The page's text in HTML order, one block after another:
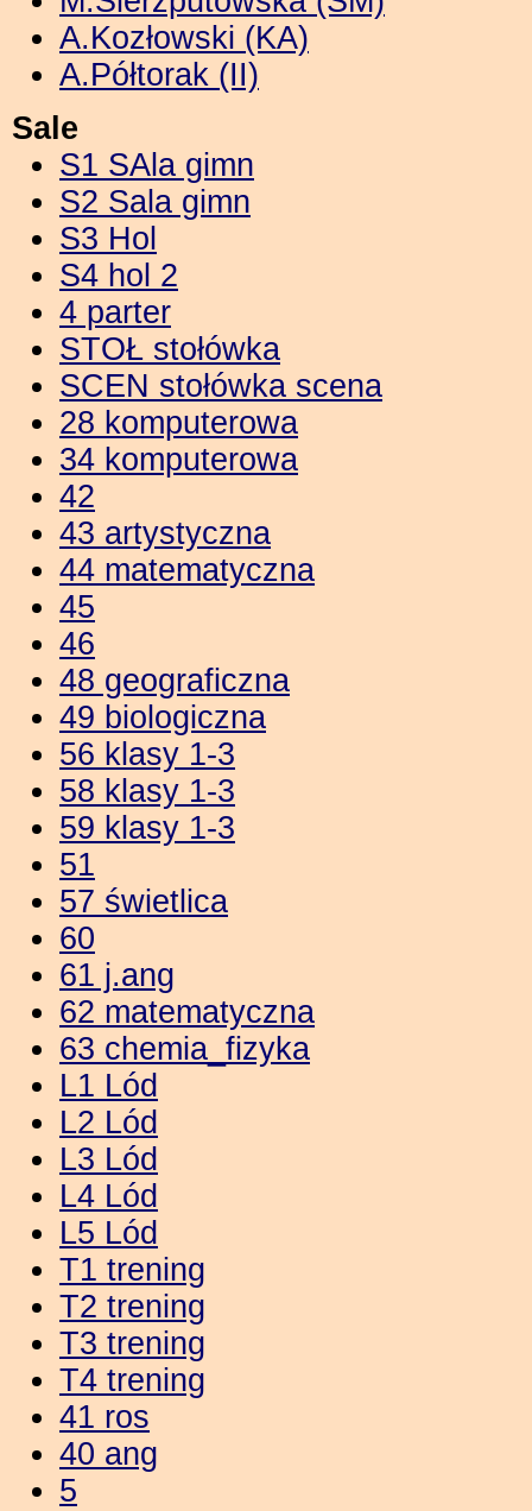
A.Kozłowski (KA)
A.Półtorak (II)
Sale
S1 SAla gimn
S2 Sala gimn
S3 Hol
S4 hol 2
4 parter
STOŁ stołówka
SCEN stołówka scena
28 komputerowa
34 komputerowa
42
43 artystyczna
44 matematyczna
45
46
48 geograficzna
49 biologiczna
56 klasy 1-3
58 klasy 1-3
59 klasy 1-3
51
57 świetlica
60
61 j.ang
62 matematyczna
63 chemia_fizyka
L1 Lód
L2 Lód
L3 Lód
L4 Lód
L5 Lód
T1 trening
T2 trening
T3 trening
T4 trening
41 ros
40 ang
5